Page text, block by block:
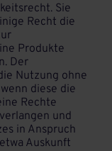
Sie
Recht die
Produkte
Der
Nutzung ohne
diese die
Rechte
und
in Anspruch
Auskunft